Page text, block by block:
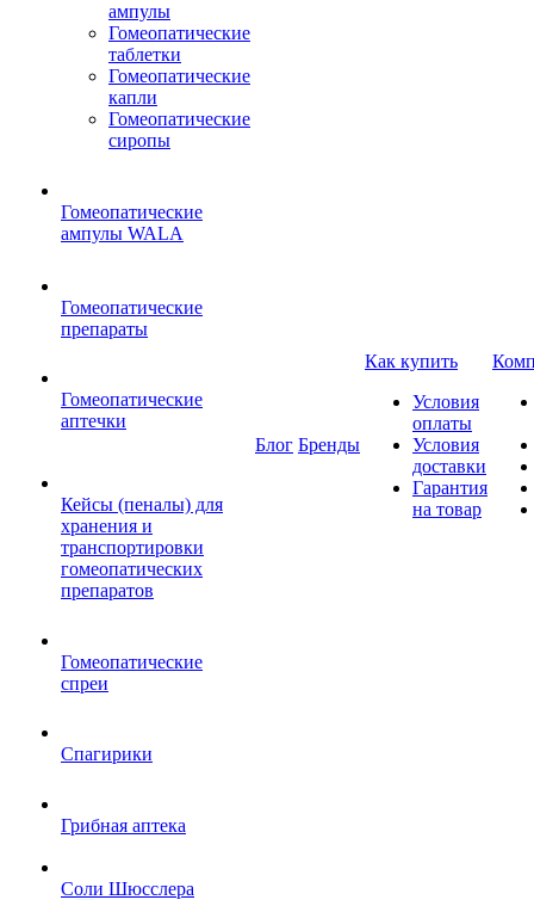
ампулы
Гомеопатические
таблетки
Гомеопатические
капли
Гомеопатические
сиропы
Гомеопатические
ампулы WALA
Гомеопатические
препараты
Гомеопатические
аптечки
Кейсы (пеналы) для
хранения и
транспортировки
гомеопатических
препаратов
Гомеопатические
спреи
Спагирики
Грибная аптека
Соли Шюсслера
Блог Бренды
Как купить
Условия
оплаты
Условия
доставки
Гарантия
на товар